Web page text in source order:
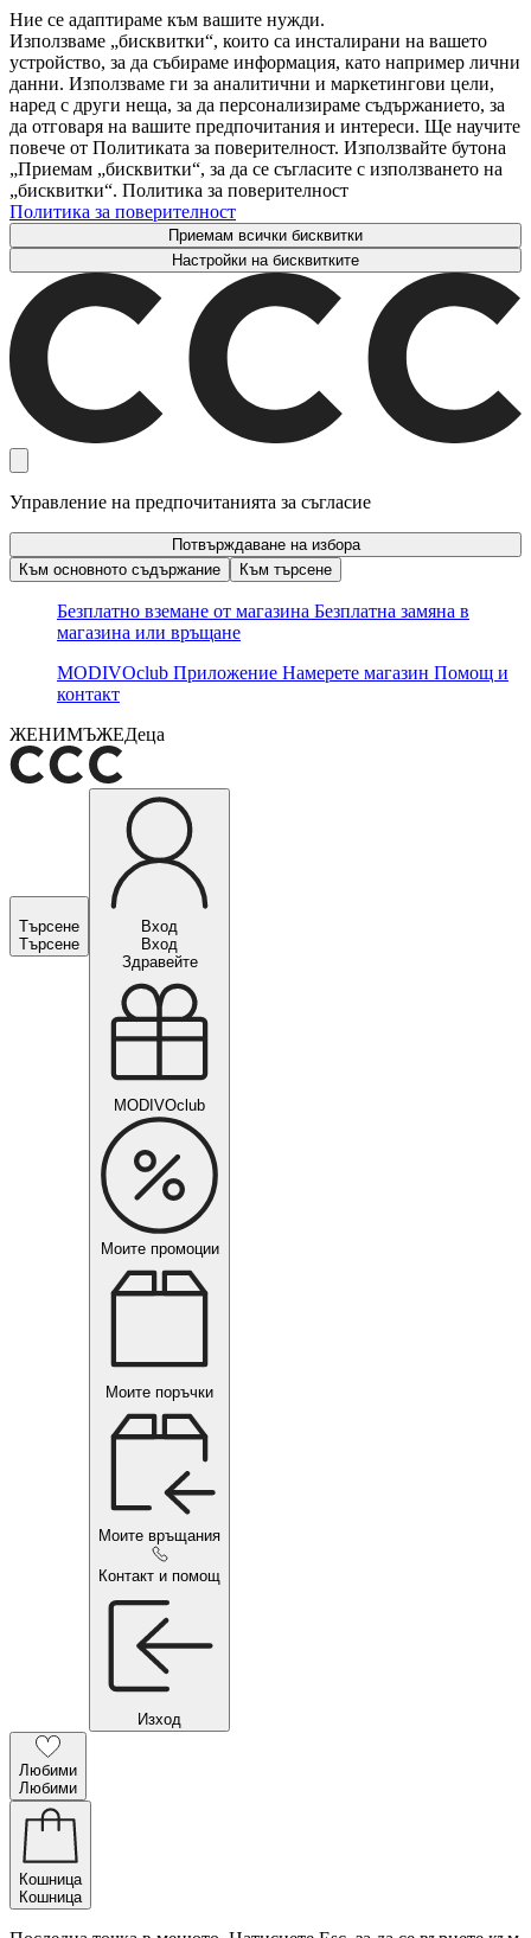
Ние се адаптираме към вашите нужди.
Използваме „бисквитки“, които са инсталирани на вашето
устройство, за да събираме информация, като например лични
данни. Използваме ги за аналитични и маркетингови цели,
наред с други неща, за да персонализираме съдържанието, за
да отговаря на вашите предпочитания и интереси. Ще научите
повече от Политиката за поверителност. Използвайте бутона
„Приемам „бисквитки“, за да се съгласите с използването на
„бисквитки“. Политика за поверителност
Политика за поверителност
Приемам всички бисквитки
Настройки на бисквитките
Управление на предпочитанията за съгласие
Потвърждаване на избора
Към основното съдържание
Към търсене
Безплатно вземане от магазина Безплатна замяна в
магазина или връщане
MODIVOclub Приложение Намерете магазин Помощ и
контакт
ЖЕНИМЪЖЕДеца
Търсене
Търсене
Вход
Вход
Здравейте
MODIVOclub
Моите промоции
Моите поръчки
Моите връщания
Контакт и помощ
Изход
Любими
Любими
Кошница
Кошница